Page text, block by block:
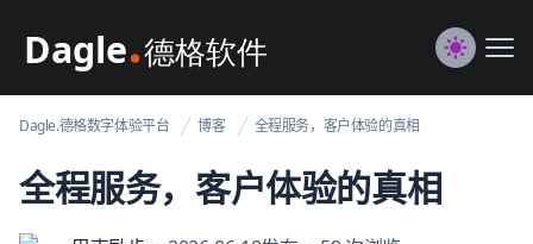
Dagle@数字体验管理
Switch
Dagle.德格数字体验平台 博客 全程服务，客户体验的真相
全程服务，客户体验的真相